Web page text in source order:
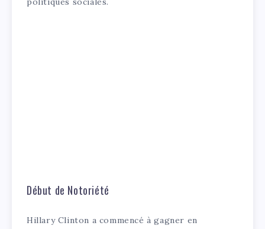
Début de Notoriété
Hillary Clinton a commencé à gagner en